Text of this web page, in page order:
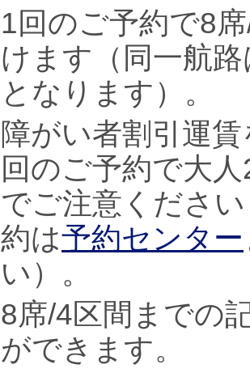
1回のご予約で8
けます（同一航
となります）。
障がい者割引運
回のご予約で大
でご注意くださ
約は予約センター
い）。
8席/4区間までの
ができます。